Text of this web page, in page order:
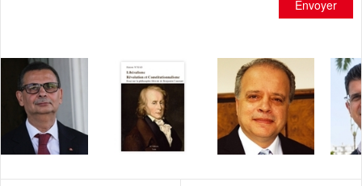
Envoyer